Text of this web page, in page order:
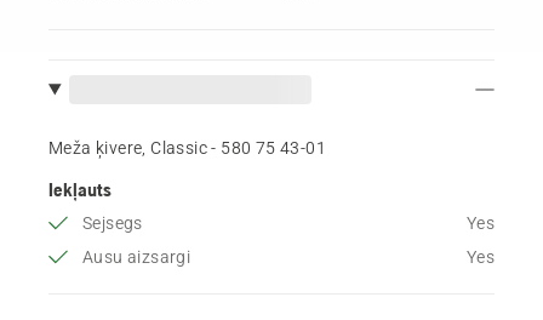
Meža ķivere, Classic - 580 75 43‑01
Iekļauts
Sejsegs
Yes
Ausu aizsargi
Yes